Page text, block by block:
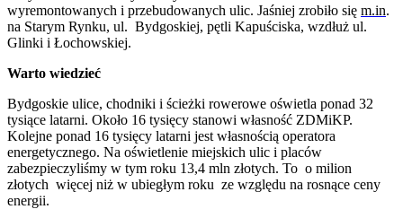
wyremontowanych i przebudowanych ulic. Jaśniej zrobiło się m.in.
na Starym Rynku, ul. Bydgoskiej, pętli Kapuściska, wzdłuż ul.
Glinki i Łochowskiej.
Warto wiedzieć
Bydgoskie ulice, chodniki i ścieżki rowerowe oświetla ponad 32
tysiące latarni. Około 16 tysięcy stanowi własność ZDMiKP.
Kolejne ponad 16 tysięcy latarni jest własnością operatora
energetycznego. Na oświetlenie miejskich ulic i placów
zabezpieczyliśmy w tym roku 13,4 mln złotych. To o milion
złotych więcej niż w ubiegłym roku ze względu na rosnące ceny
energii.